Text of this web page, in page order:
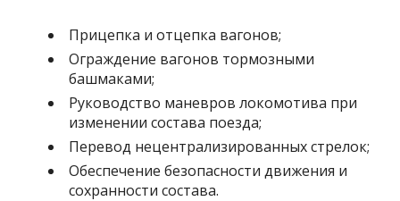
Прицепка и отцепка вагонов;
Ограждение вагонов тормозными
башмаками;
Руководство маневров локомотива при
изменении состава поезда;
Перевод нецентрализированных стрелок;
Обеспечение безопасности движения и
сохранности состава.